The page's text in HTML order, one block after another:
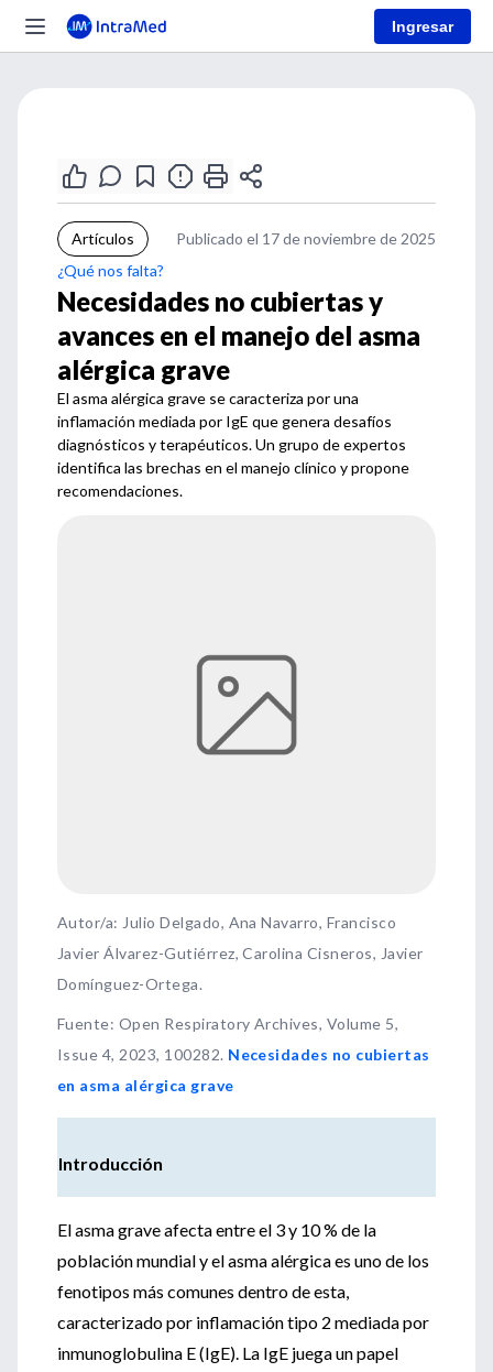
Ingresar
Artículos
Publicado el 17 de noviembre de 2025
¿Qué nos falta?
Necesidades no cubiertas y
avances en el manejo del asma
alérgica grave
El asma alérgica grave se caracteriza por una
inflamación mediada por IgE que genera desafíos
diagnósticos y terapéuticos. Un grupo de expertos
identifica las brechas en el manejo clínico y propone
recomendaciones.
Autor/a: Julio Delgado, Ana Navarro, Francisco
Javier Álvarez-Gutiérrez, Carolina Cisneros, Javier
Domínguez-Ortega.
Fuente: Open Respiratory Archives, Volume 5,
Issue 4, 2023, 100282. Necesidades no cubiertas
en asma alérgica grave
Introducción
El asma grave afecta entre el 3 y 10 % de la
población mundial y el asma alérgica es uno de los
fenotipos más comunes dentro de esta,
caracterizado por inflamación tipo 2 mediada por
inmunoglobulina E (IgE). La IgE juega un papel